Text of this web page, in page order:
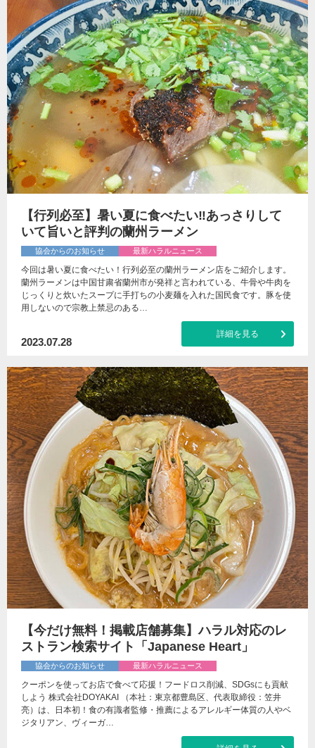
【行列必至】暑い夏に食べたい‼あっさりして
いて旨いと評判の蘭州ラーメン
協会からのお知らせ 最新ハラルニュース
今回は暑い夏に食べたい！行列必至の蘭州ラーメン店をご紹介します。
蘭州ラーメンは中国甘粛省蘭州市が発祥と言われている、牛骨や牛肉を
じっくりと炊いたスープに手打ちの小麦麺を入れた国民食です。豚を使
用しないので宗教上禁忌のある…
2023.07.28
詳細を見る
【今だけ無料！掲載店舗募集】ハラル対応のレ
ストラン検索サイト「Japanese Heart」
協会からのお知らせ 最新ハラルニュース
クーポンを使ってお店で食べて応援！フードロス削減、SDGsにも貢献
しよう 株式会社DOYAKAI （本社：東京都豊島区、代表取締役：笠井
亮）は、日本初！食の有識者監修・推薦によるアレルギー体質の人やベ
ジタリアン、ヴィーガ…